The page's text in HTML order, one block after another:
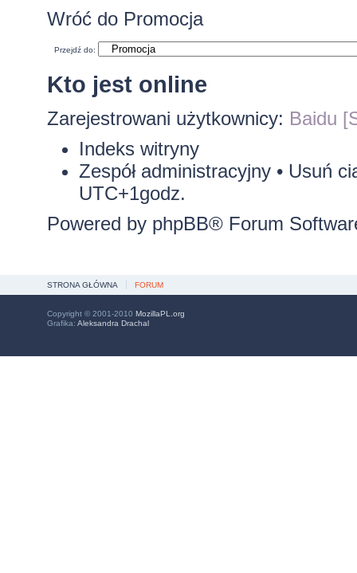
Wróć do Promocja
Przejdź do:
Kto jest online
Zarejestrowani użytkownicy: Baidu
Indeks witryny
Zespół administracyjny• Usuń
UTC+1godz.
Powered by phpBB® Forum
STRONA GŁÓWNA FORUM
Copyright © 2001-2010 MozillaPL.org
Grafika: Aleksandra Drachal